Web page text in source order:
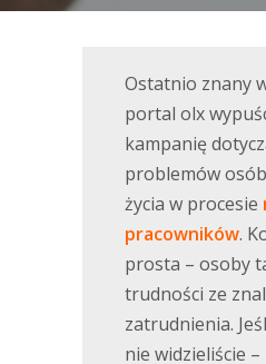
Ostatnio znany
portal olx
kampanię
problemów
życia w procesie
pracowników.
prosta – osoby
trudności ze
zatrudnienia.
nie widzieliście –